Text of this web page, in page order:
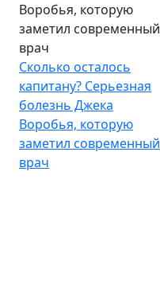
Воробья, которую
заметил современный
врач
Сколько осталось
капитану? Серьезная
болезнь Джека
Воробья, которую
заметил современный
врач